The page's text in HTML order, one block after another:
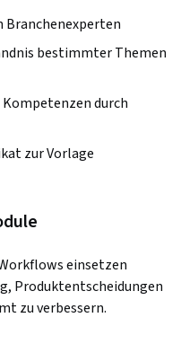
Branchenexperten
bestimmter Themen
durch
zur Vorlage
einsetzen
Produktentscheidungen
zu verbessern.
Thinking wird für